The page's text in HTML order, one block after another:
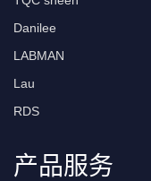
Danilee
LABMAN
Lau
RDS
产品服务